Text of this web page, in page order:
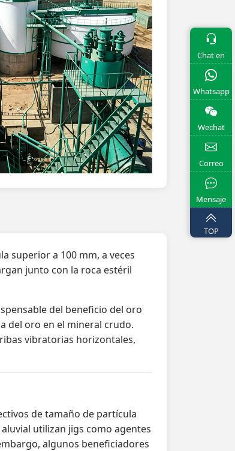
superior a 100 mm, a veces
junto con la roca estéril
del beneficio del oro
del oro en el mineral crudo.
vibratorias horizontales,
de tamaño de partícula
utilizan jigs como agentes
algunos beneficiadores
Chat en
Whatsapp
Wechat
Correo
Mensaje
TOP